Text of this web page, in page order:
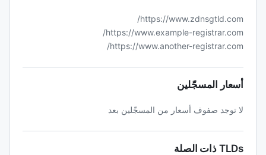
https://www.zdnsgtld.com/
https://www.example-registrar.com/
https://www.another-registrar.com/
أسعار المسجّلين
لا توجد صفوف أسعار من المسجّلين بعد
TLDs ذات الصلة